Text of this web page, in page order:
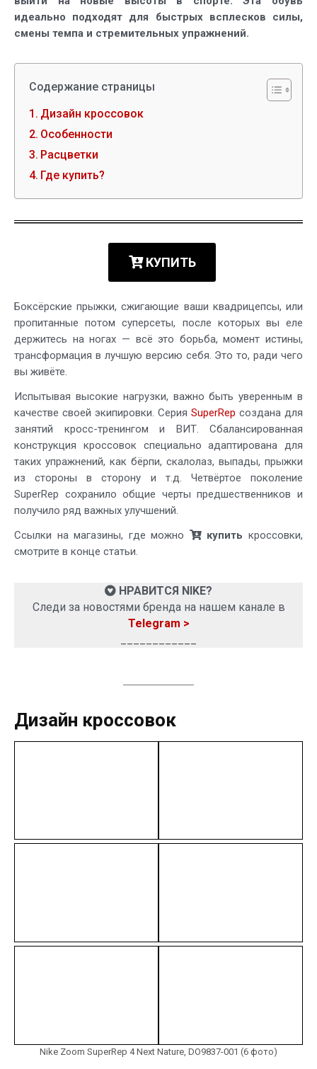
идеально подходят для быстрых всплесков силы,
смены темпа и стремительных упражнений.
Содержание страницы
Дизайн кроссовок
Особенности
Расцветки
Где купить?
КУПИТЬ
Боксёрские прыжки, сжигающие ваши квадрицепсы, или
пропитанные потом суперсеты, после которых вы еле
держитесь на ногах — всё это борьба, момент истины,
трансформация в лучшую версию себя. Это то, ради чего
вы живёте.
Испытывая высокие нагрузки, важно быть уверенным в
качестве своей экипировки. Серия SuperRep создана для
занятий кросс-тренингом и ВИТ. Сбалансированная
конструкция кроссовок специально адаптирована для
таких упражнений, как бёрпи, скалолаз, выпады, прыжки
из стороны в сторону и т.д. Четвёртое поколение
SuperRep сохранило общие черты предшественников и
получило ряд важных улучшений.
Ссылки на магазины, где можно
купить кроссовки,
смотрите в конце статьи.
НРАВИТСЯ NIKE?
Следи за новостями бренда на нашем канале в
Telegram >
Дизайн кроссовок
Nike Zoom SuperRep 4 Next Nature, DO9837-001 (6 фото)